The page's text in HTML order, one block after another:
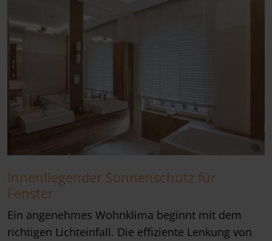
Innenliegender Sonnenschutz für
Fenster
Ein angenehmes Wohnklima beginnt mit dem
richtigen Lichteinfall. Die effiziente Lenkung von